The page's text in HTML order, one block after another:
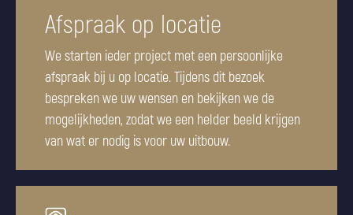
Afspraak op locatie
We starten ieder project met een persoonlijke
afspraak bij u op locatie. Tijdens dit bezoek
bespreken we uw wensen en bekijken we de
mogelijkheden, zodat we een helder beeld krijgen
van wat er nodig is voor uw uitbouw.